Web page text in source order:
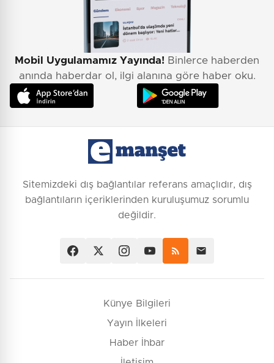
Mobil Uygulamamız Yayında! Binlerce haberden
anında haberdar ol, ilgi alanına göre haber oku.
Sitemizdeki dış bağlantılar referans amaçlıdır, dış
bağlantıların içeriklerinden kuruluşumuz sorumlu
değildir.
Künye Bilgileri
Yayın İlkeleri
Haber İhbar